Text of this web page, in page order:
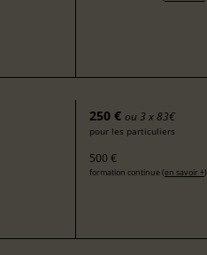
250 € ou 3 x 83€
pour les particuliers
500 €
formation continue (en savoir +)